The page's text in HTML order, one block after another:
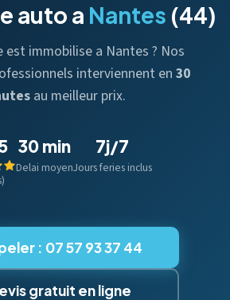
auto a Nantes (44)
est immobilise a Nantes ? Nos
interviennent en 30
au meilleur prix.
30 min
Delai moyen
7j/7
Jours feries inclus
: 07 57 93 37 44
gratuit en ligne